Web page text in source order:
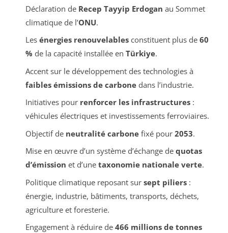
Déclaration de Recep Tayyip Erdogan au Sommet
climatique de l’ONU.
Les énergies renouvelablesconstituent plus de 60
% de la capacité installée en Türkiye.
Accent sur le développement des technologies à
faibles émissions de carbonedans l’industrie.
Initiatives pour renforcer les infrastructures:
véhicules électriques et investissements ferroviaires.
Objectif de neutralité carbonefixé pour 2053.
Mise en œuvre d’un système d’échange de quotas
d’émission et d’une taxonomie nationale verte.
Politique climatique reposant sur sept piliers:
énergie, industrie, bâtiments, transports, déchets,
agriculture et foresterie.
Engagement à réduire de 466 millions de tonnes